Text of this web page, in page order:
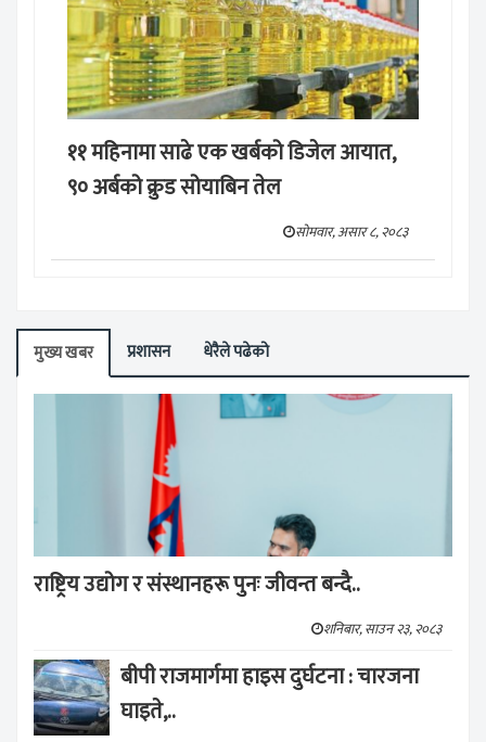
११ महिनामा साढे एक खर्बको डिजेल आयात,
९० अर्बको क्रुड सोयाबिन तेल
सोमवार, असार ८, २०८३
मुख्य खबर प्रशासन धेरैले पढेको
राष्ट्रिय उद्योग र संस्थानहरू पुनः जीवन्त बन्दै..
शनिबार, साउन २३, २०८३
बीपी राजमार्गमा हाइस दुर्घटना : चारजना
घाइते,..